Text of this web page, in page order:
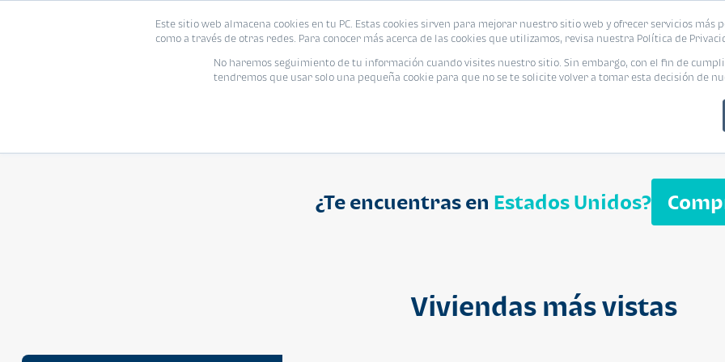
Este sitio web almacena cookies en tu PC. Estas cookies sirven para mejorar nuestro sitio web y ofrecer servicios más
como a través de otras redes. Para conocer más acerca de las cookies que utilizamos, revisa nuestra Política de
No haremos seguimiento de tu información cuando visites nuestro sitio. Sin embargo, con el fin de
tendremos que usar solo una pequeña cookie para que no se te solicite volver a tomar esta decisión de
Proyecto Modelo Inmobiliaria
¿Te encuentras en Estados Unidos?
Viviendas más vistasSegheria
Viviendas Eventos Promociones Blog